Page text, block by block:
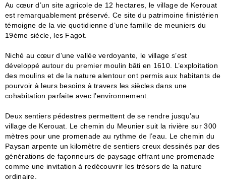
Au cœur d’un site agricole de 12 hectares, le village de Kerouat
est remarquablement préservé. Ce site du patrimoine finistérien
témoigne de la vie quotidienne d’une famille de meuniers du
19ème siècle, les Fagot.
Niché au cœur d’une vallée verdoyante, le village s’est
développé autour du premier moulin bâti en 1610. L’exploitation
des moulins et de la nature alentour ont permis aux habitants de
pourvoir à leurs besoins à travers les siècles dans une
cohabitation parfaite avec l’environnement.
Deux sentiers pédestres permettent de se rendre jusqu’au
village de Kerouat. Le chemin du Meunier suit la rivière sur 300
mètres pour une promenade au rythme de l’eau. Le chemin du
Paysan arpente un kilomètre de sentiers creux dessinés par des
générations de façonneurs de paysage offrant une promenade
comme une invitation à redécouvrir les trésors de la nature
ordinaire.